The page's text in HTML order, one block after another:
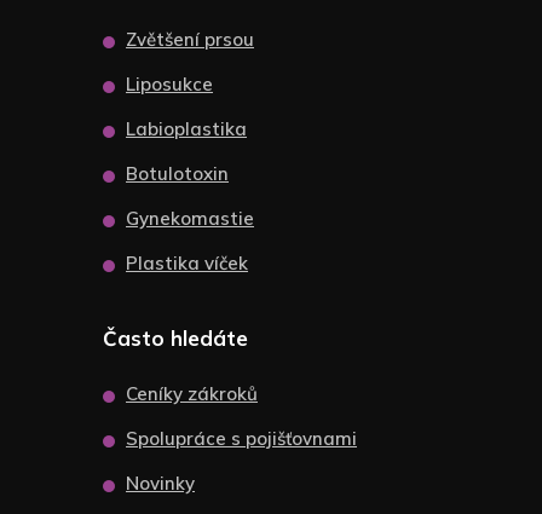
Zvětšení prsou
Liposukce
Labioplastika
Botulotoxin
Gynekomastie
Plastika víček
Často hledáte
Ceníky zákroků
Spolupráce s pojišťovnami
Novinky